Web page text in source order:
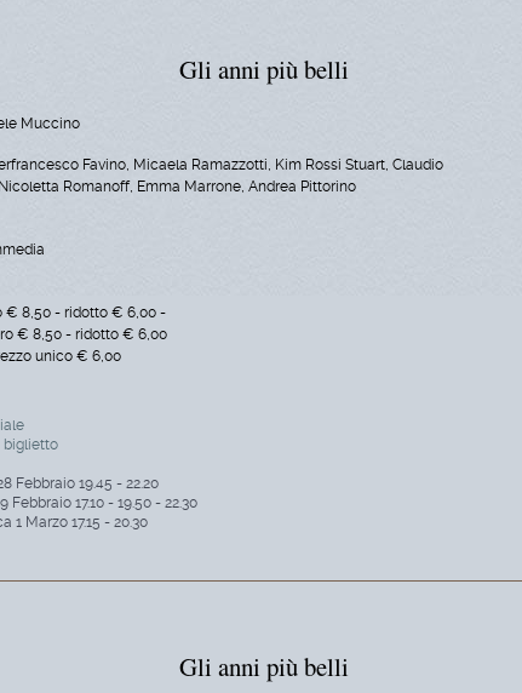
Gli anni più belli
Muccino
Favino, Micaela Ramazzotti, Kim Rossi Stuart, Claudio
Romanoff, Emma Marrone, Andrea Pittorino
€ 8,50 - ridotto € 6,00 -
€ 8,50 - ridotto € 6,00
unico € 6,00
biglietto
Febbraio 19.45 - 22.20
Febbraio 17.10 - 19.50 - 22.30
1 Marzo 17.15 - 20.30
Gli anni più belli